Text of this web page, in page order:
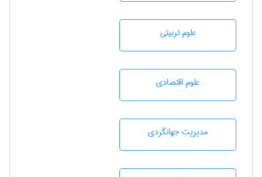
علوم تربيتی
علوم اقتصادی
مديريت جهانگردی